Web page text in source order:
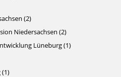
(2)
Niedersachsen (2)
Lüneburg (1)